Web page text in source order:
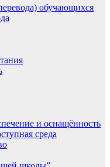
обучающихся
и оснащённость
среда